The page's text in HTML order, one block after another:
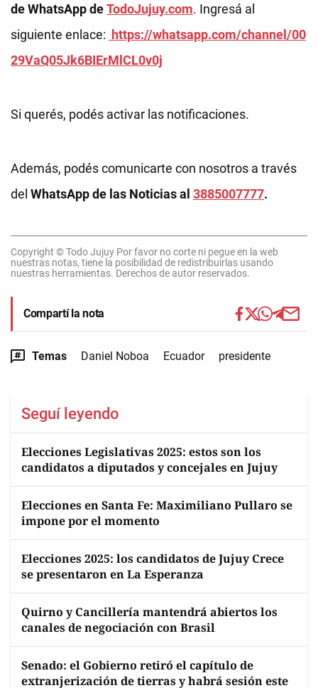
de WhatsApp deTodoJujuy.com. Ingresá al
siguiente enlace: https://whatsapp.com/channel/00
29VaQ05Jk6BIErMlCL0v0j
Si querés, podés activar las notificaciones.
Además, podés comunicarte con nosotros a través
del WhatsApp de las Noticias al 3885007777.
Copyright © Todo Jujuy Por favor no corte ni pegue en la web
nuestras notas, tiene la posibilidad de redistribuirlas usando
nuestras herramientas. Derechos de autor reservados.
Compartí la nota
Temas Daniel Noboa Ecuador presidente
Seguí leyendo
Elecciones Legislativas 2025: estos son los
candidatos a diputados y concejales en Jujuy
Elecciones en Santa Fe: Maximiliano Pullaro se
impone por el momento
Elecciones 2025: los candidatos de Jujuy Crece
se presentaron en La Esperanza
Quirno y Cancillería mantendrá abiertos los
canales de negociación con Brasil
Senado: el Gobierno retiró el capítulo de
extranjerización de tierras y habrá sesión este